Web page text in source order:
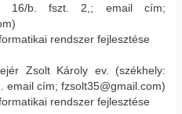
16/b. fszt. 2,; email cím;
rendszer fejlesztése
Zsolt Károly ev. (székhely:
email cím; fzsolt35@gmail.com)
rendszer fejlesztése